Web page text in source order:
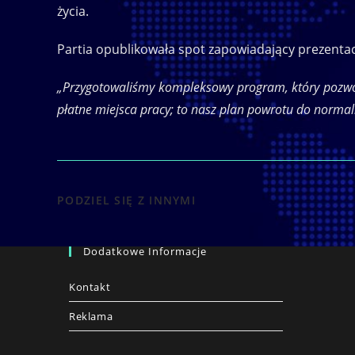
życia.
Partia opublikowała spot zapowiadający
„Przygotowaliśmy kompleksowy program, który
płatne miejsca pracy; to nasz plan powrotu do
PODZIEL SIĘ Z INNYMI
CONTENT
Dodatkowe Informacje
Kontakt
Reklama